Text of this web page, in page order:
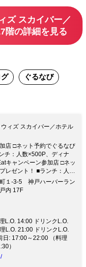
ズ スカイバー／
階の詳細を見る
ぐるなび
ィズ スカイバー／ホテル
店 □ネット予約でぐるなび
チ：人数×500P、ディナ
キャンペーン参加店 □ネッ
レゼント！ ■ランチ：人数
【神戸駅徒歩2分】9/1
ナブルに 兵庫県の海と山
１-3-5 神戸ハーバーラン
内 17F
L.O. 14:00 ドリンクL.O.
L.O. 21:00 ドリンクL.O.
日: 17:00～22:00 （料理
）